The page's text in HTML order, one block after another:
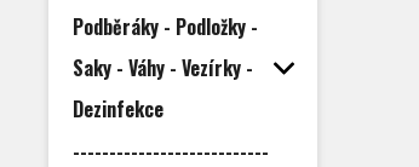
Podběráky - Podložky -
Saky - Váhy - Vezírky -
Dezinfekce
---------------------------